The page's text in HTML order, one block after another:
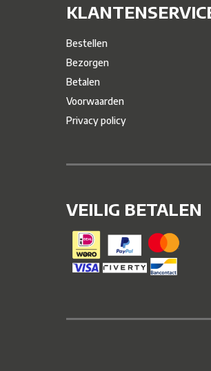
Bestellen
Bezorgen
Betalen
Voorwaarden
Privacy policy
VEILIG BETALEN